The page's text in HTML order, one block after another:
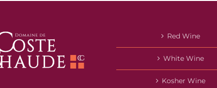
Red Wine
White Wine
Kosher Wine